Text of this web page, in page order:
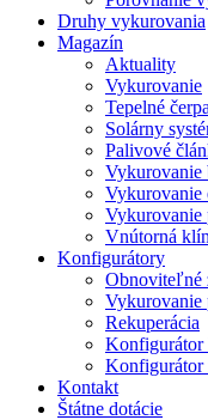
Druhy vykurovania
Magazín
Aktuality
Vykurovanie
Tepelné
Solárny
Palivové
Vykurovanie
Vykurovanie
Vykurovanie
Vnútorná
Konfigurátory
Obnoviteľné
Vykurovanie
Rekuperácia
Konfigurátor
Konfigurátor
Kontakt
Štátne dotácie